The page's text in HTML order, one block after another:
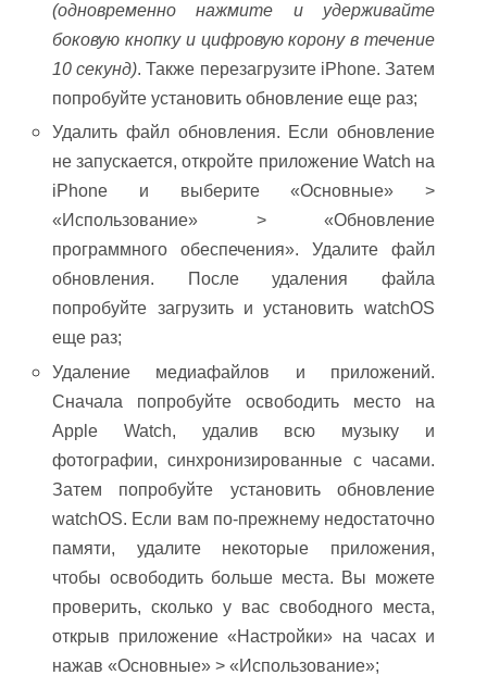
(одновременно нажмите и удерживайте
боковую кнопку и цифровую корону в течение
10 секунд). Также перезагрузите iPhone. Затем
попробуйте установить обновление еще раз;
Удалить файл обновления. Если обновление
не запускается, откройте приложение Watch на
iPhone и выберите «Основные» >
«Использование» > «Обновление
программного обеспечения». Удалите файл
обновления. После удаления файла
попробуйте загрузить и установить watchOS
еще раз;
Удаление медиафайлов и приложений.
Сначала попробуйте освободить место на
Apple Watch, удалив всю музыку и
фотографии, синхронизированные с часами.
Затем попробуйте установить обновление
watchOS. Если вам по-прежнему недостаточно
памяти, удалите некоторые приложения,
чтобы освободить больше места. Вы можете
проверить, сколько у вас свободного места,
открыв приложение «Настройки» на часах и
нажав «Основные» > «Использование»;